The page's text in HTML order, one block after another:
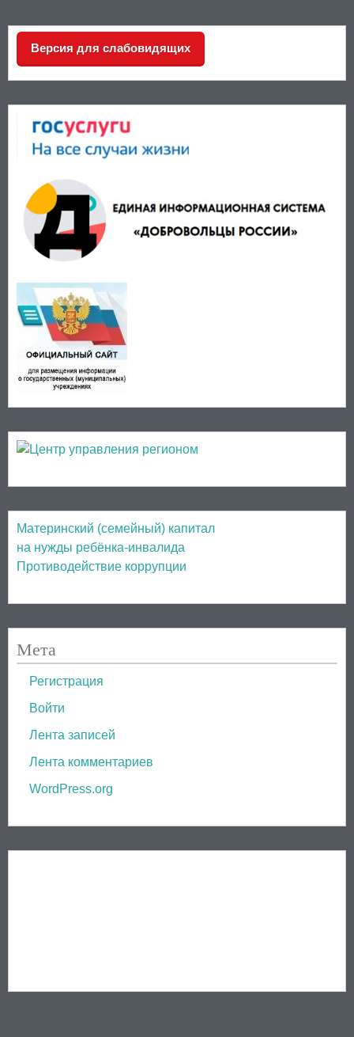
Версия для слабовидящих
Материнский (семейный) капитал
на нужды ребёнка-инвалида
Противодействие коррупции
Мета
Регистрация
Войти
Лента записей
Лента комментариев
WordPress.org